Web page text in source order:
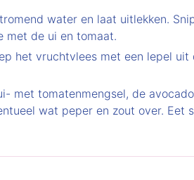
water en laat uitlekken.
met de ui en tomaat.
het vruchtvlees met een lepel uit
met tomatenmengsel, de
wat peper en zout over. Eet